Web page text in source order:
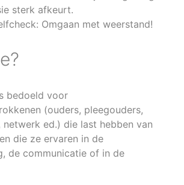
sterk afkeurt.
Omgaan met weerstand!
bedoeld voor
(ouders, pleegouders,
netwerk ed.) die last hebben van
die ze ervaren in de
de communicatie of in de